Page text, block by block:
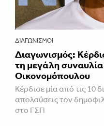
ΔΙΑΓΩΝΙΣΜΟΊ
Διαγωνισμός:
τη μεγάλη
Οικονομόπουλου
Κέρδισε μία από τις 10
απολαύσεις τον
στο ΓΣΠ